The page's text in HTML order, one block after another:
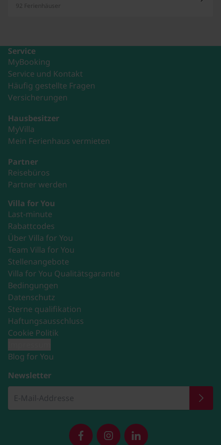
92 Ferienhäuser
Service
MyBooking
Service und Kontakt
Häufig gestellte Fragen
Versicherungen
Hausbesitzer
MyVilla
Mein Ferienhaus vermieten
Partner
Reisebüros
Partner werden
Villa for You
Last-minute
Rabattcodes
Über Villa for You
Team Villa for You
Stellenangebote
Villa for You Qualitätsgarantie
Bedingungen
Datenschutz
Sterne qualifikation
Haftungsausschluss
Cookie Politik
Blog for You
Newsletter